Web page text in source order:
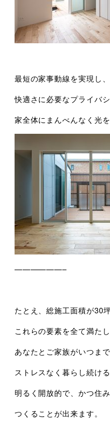
最短の家事動線を実現し、
快適さに必要なプライバ
家全体にまんべんなく光
——————–
たとえ、総施工面積が30
これらの要素を全て満た
あなたとご家族がいつまで
ストレスなく暮らし続け
明るく開放的で、かつ住
つくることが出来ます。